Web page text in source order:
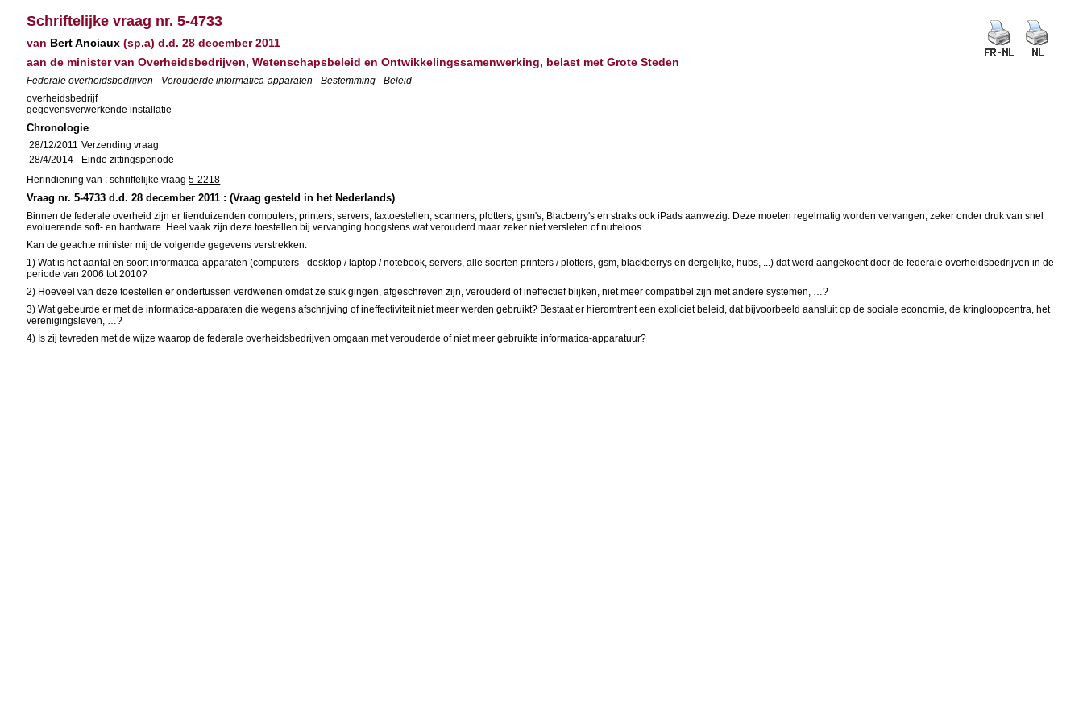
Schriftelijke vraag nr. 5-4733
van Bert Anciaux (sp.a) d.d. 28 december 2011
aan de minister van Overheidsbedrijven, Wetenschapsbeleid en Ontwikkelingssamenwerking, belast met Grote Steden
Federale overheidsbedrijven - Verouderde informatica-apparaten - Bestemming - Beleid
overheidsbedrijf
gegevensverwerkende installatie
Chronologie
28/12/2011 Verzending vraag
28/4/2014
Einde zittingsperiode
Herindiening van : schriftelijke vraag5-2218
Vraag nr. 5-4733 d.d. 28 december 2011 : (Vraag gesteld in het Nederlands)
Binnen de federale overheid zijn er tienduizenden computers, printers, servers, faxtoestellen, scanners, plotters, gsm's, Blacberry's en straks ook iPads aanwezig. Deze moeten regelmatig worden vervangen, zeker onder druk van snel
evoluerende soft- en hardware. Heel vaak zijn deze toestellen bij vervanging hoogstens wat verouderd maar zeker niet versleten of nutteloos.
Kan de geachte minister mij de volgende gegevens verstrekken:
1) Wat is het aantal en soort informatica-apparaten (computers - desktop / laptop / notebook, servers, alle soorten printers / plotters, gsm, blackberrys en dergelijke, hubs, ...) dat werd aangekocht door de federale overheidsbedrijven in de
periode van 2006 tot 2010?
2) Hoeveel van deze toestellen er ondertussen verdwenen omdat ze stuk gingen, afgeschreven zijn, verouderd of ineffectief blijken, niet meer compatibel zijn met andere systemen, …?
3) Wat gebeurde er met de informatica-apparaten die wegens afschrijving of ineffectiviteit niet meer werden gebruikt? Bestaat er hieromtrent een expliciet beleid, dat bijvoorbeeld aansluit op de sociale economie, de kringloopcentra, het
verenigingsleven, …?
4) Is zij tevreden met de wijze waarop de federale overheidsbedrijven omgaan met verouderde of niet meer gebruikte informatica-apparatuur?